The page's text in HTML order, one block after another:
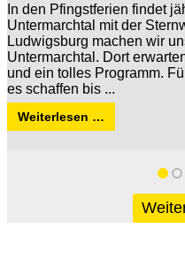
In den Pfingstferien findet
Untermarchtal mit der
Ludwigsburg machen wir
Untermarchtal. Dort
und ein tolles Programm.
es schaffen bis ...
Weiterlesen …